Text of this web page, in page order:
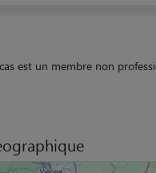
est un membre non